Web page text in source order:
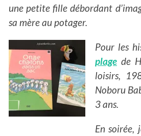
une petite fille débordant
sa mère au potager.
Pour les
plage de
loisirs,
Noboru
3 ans.
En soirée,